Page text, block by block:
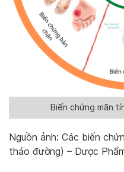
Biến chứng mãn
Nguồn ảnh: Các biến
tháo đường) – Dược